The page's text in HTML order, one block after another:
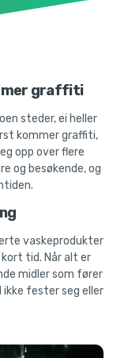
graffiti
steder, ei heller
kommer graffiti,
opp over flere
og besøkende, og
vaskeprodukter
tid. Når alt er
midler som fører
fester seg eller